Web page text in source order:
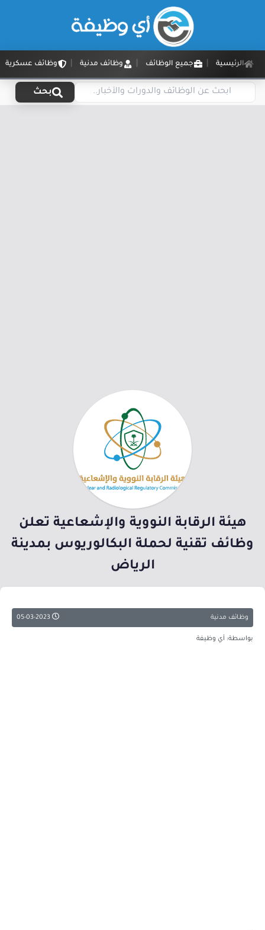
الرئيسية جميع الوظائف وظائف مدنية وظائف عسكرية
بحث
هيئة الرقابة النووية والإشعاعية تعلن
وظائف تقنية لحملة البكالوريوس بمدينة
الرياض
وظائف مدنية
بواسطة: أي وظيفة